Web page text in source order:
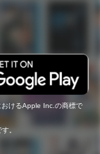
けるApple Inc.の商標で
。